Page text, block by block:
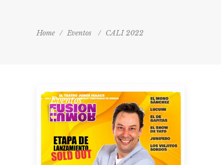
Home / Eventos / CALI 2022
Eventos